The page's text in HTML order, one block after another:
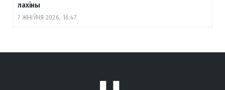
лахіны
7 ЖНІЎНЯ 2026, 16:47